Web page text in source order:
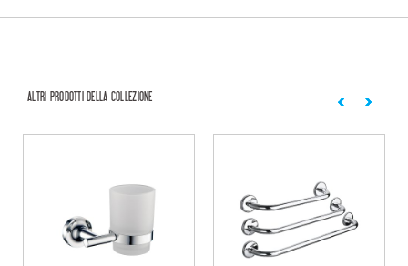
ALTRI PRODOTTI DELLA COLLEZIONE